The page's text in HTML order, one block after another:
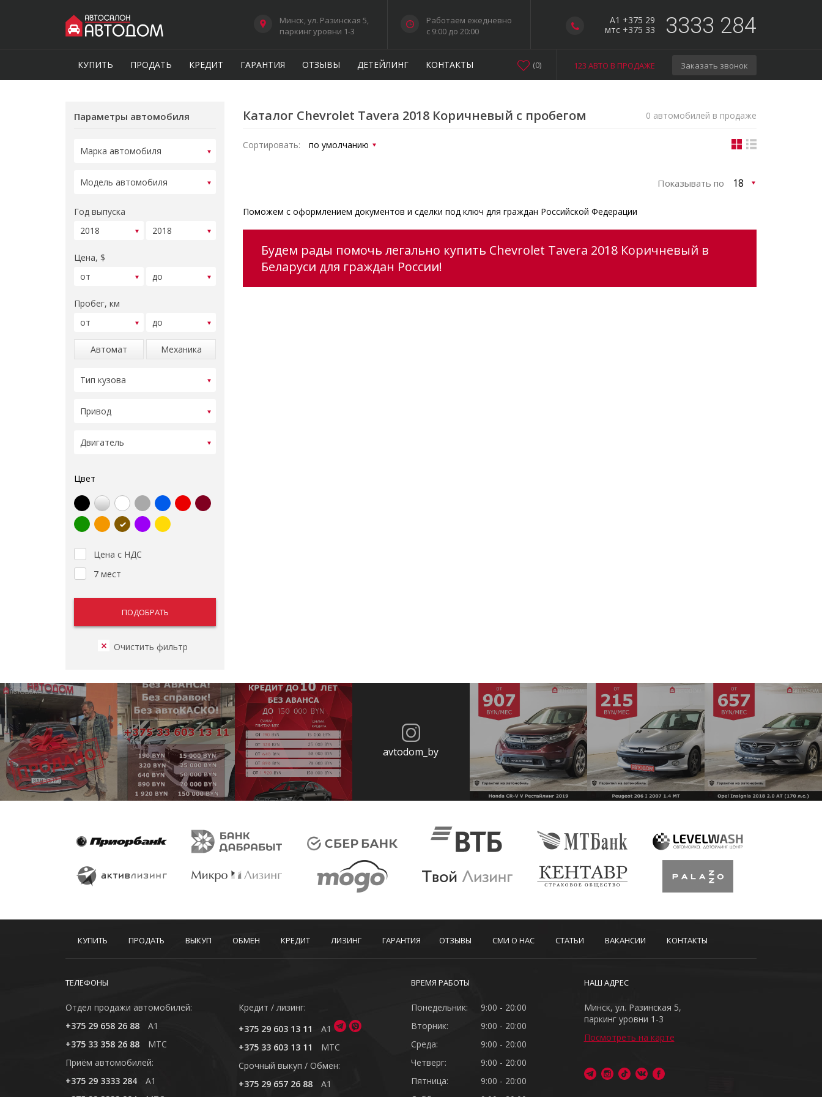
A1 +375 29
мтс +375 33
3333 284
Минск, ул. Разинская 5,
паркинг уровни 1-3
Работаем ежедневно
c 9:00 до 20:00
КУПИТЬ ПРОДАТЬ КРЕДИТ ГАРАНТИЯ ОТЗЫВЫ ДЕТЕЙЛИНГ КОНТАКТЫ 123 АВТО В ПРОДАЖЕ Заказать звонок
(0)
Параметры автомобиля
Год выпуска
Цена, $
Пробег, км
Автомат Механика
Цвет
Цена с НДС
7 мест
Каталог Chevrolet Tavera 2018 Коричневый с пробегом 0 автомобилей в продаже
Сортировать:
Показывать по
Поможем с оформлением документов и сделки под ключ для граждан Российской Федерации
Будем рады помочь легально купить Chevrolet Tavera 2018 Коричневый в
Беларуси для граждан России!
avtodom_by
КУПИТЬ ПРОДАТЬ ВЫКУП ОБМЕН КРЕДИТ ЛИЗИНГ ГАРАНТИЯ ОТЗЫВЫ СМИ О НАС СТАТЬИ ВАКАНСИИ КОНТАКТЫ
ТЕЛЕФОНЫ
Отдел продажи автомобилей:
+375 29 658 26 88
A1
+375 33 358 26 88
MTC
Приём автомобилей:
+375 29 3333 284
A1
Кредит / лизинг:
+375 29 603 13 11
A1
+375 33 603 13 11
MTC
Cрочный выкуп / Обмен:
+375 29 657 26 88
A1
ВРЕМЯ РАБОТЫ
Понедельник:
9:00 - 20:00
Вторник:
9:00 - 20:00
Среда:
9:00 - 20:00
Четверг:
9:00 - 20:00
Пятница:
9:00 - 20:00
НАШ АДРЕС
Минск, ул. Разинская 5,
паркинг уровни 1-3
Посмотреть на карте